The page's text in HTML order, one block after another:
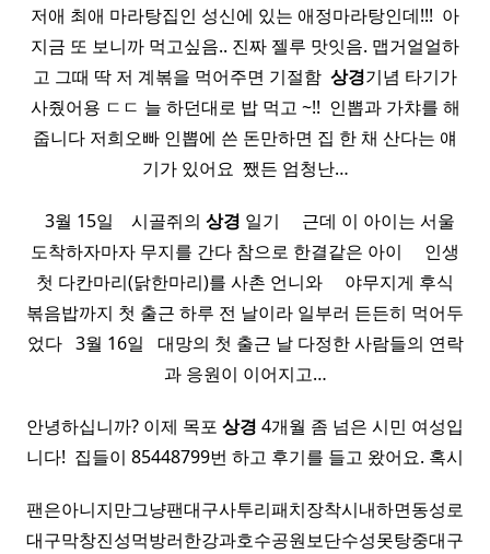
저애 최애 마라탕집인 성신에 있는 애정마라탕인데!!! ​ 아
지금 또 보니까 먹고싶음.. 진짜 젤루 맛잇음. 맵거얼얼하
고 그때 딱 저 계볶을 먹어주면 기절함 ​ 상경기념 타기가
사줬어용 ㄷㄷ 늘 하던대로 밥 먹고 ~!! ​ 인뽑과 가챠를 해
줍니다 저희오빠 인뽑에 쓴 돈만하면 집 한 채 산다는 얘
기가 있어요 ​ 쨌든 엄청난…
​ ​ 3월 15일 ​ ​ ​ 시골쥐의 상경 일기 ​ ​ ​ ​ 근데 이 아이는 서울
도착하자마자 무지를 간다 참으로 한결같은 아이 ​ ​ ​ ​ 인생
첫 다칸마리(닭한마리)를 사촌 언니와 ​ ​ ​ ​ 야무지게 후식
볶음밥까지 첫 출근 하루 전 날이라 일부러 든든히 먹어두
었다 ​ ​ 3월 16일 ​ ​ 대망의 첫 출근 날 다정한 사람들의 연락
과 응원이 이어지고…
안녕하십니까? 이제 목포 상경 4개월 좀 넘은 시민 여성입
니다! ​ 집들이 85448799번 하고 후기를 들고 왔어요. 혹시
팬은아니지만그냥팬대구사투리패치장착시내하면동성로
대구막창진성먹방러한강과호수공원보단수성못탕중대구